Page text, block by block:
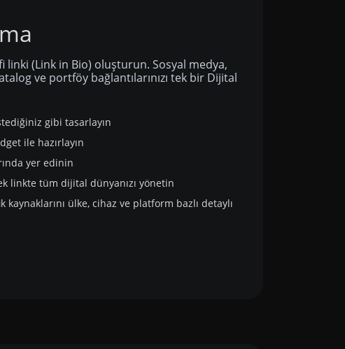
linki (Link in Bio) oluşturun. Sosyal medya,
ve portföy bağlantılarınızı tek bir Dijital
gibi tasarlayın
ile hazırlayın
yer edinin
linkte tüm dijital dünyanızı yönetin
kaynaklarını ülke, cihaz ve platform bazlı detaylı